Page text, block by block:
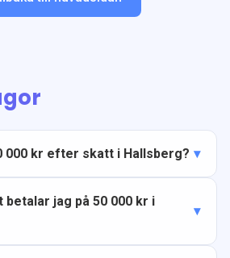
000 kr efter skatt i Hallsberg?
jag på 50 000 kr i